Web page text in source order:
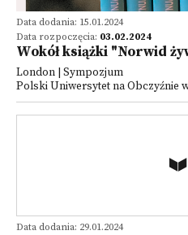
Data dodania: 15.01.2024
Data rozpoczęcia: 03.02.2024
Wokół książki "Norwid
London | Sympozjum
Polski Uniwersytet na Obczyźnie
Data dodania: 29.01.2024